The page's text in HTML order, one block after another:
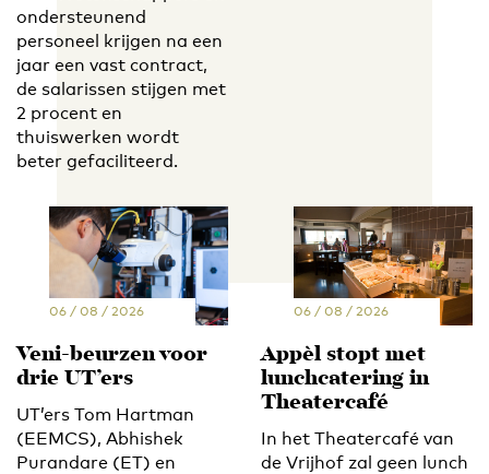
ondersteunend
personeel krijgen na een
jaar een vast contract,
de salarissen stijgen met
2 procent en
thuiswerken wordt
beter gefaciliteerd.
06 / 08 / 2026
Veni-beurzen voor
drie UT’ers
UT’ers Tom Hartman
(EEMCS), Abhishek
Purandare (ET) en
06 / 08 / 2026
Appèl stopt met
lunchcatering in
Theatercafé
In het Theatercafé van
de Vrijhof zal geen lunch